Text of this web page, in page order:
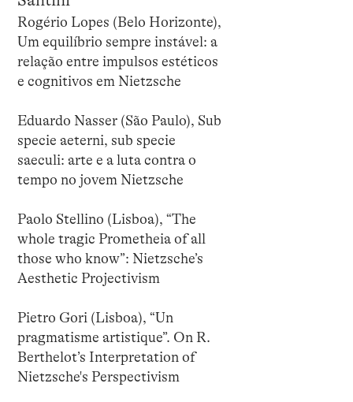
Rogério Lopes (Belo Horizonte),
Um equilíbrio sempre instável: a
relação entre impulsos estéticos
e cognitivos em Nietzsche
Eduardo Nasser (São Paulo), Sub
specie aeterni, sub specie
saeculi: arte e a luta contra o
tempo no jovem Nietzsche
Paolo Stellino (Lisboa), “The
whole tragic Prometheia of all
those who know”: Nietzsche’s
Aesthetic Projectivism
Pietro Gori (Lisboa), “Un
pragmatisme artistique”. On R.
Berthelot’s Interpretation of
Nietzsche's Perspectivism